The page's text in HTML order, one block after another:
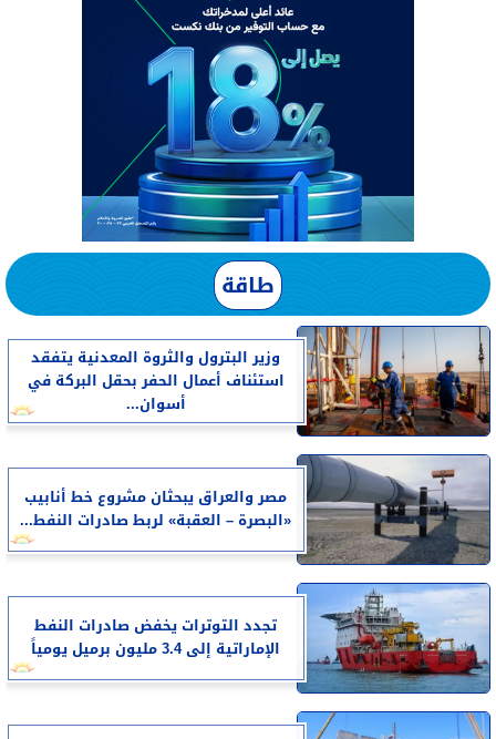
طاقة
وزير البترول والثروة المعدنية يتفقد
استئناف أعمال الحفر بحقل البركة في
أسوان...
مصر والعراق يبحثان مشروع خط أنابيب
«البصرة – العقبة» لربط صادرات النفط...
تجدد التوترات يخفض صادرات النفط
الإماراتية إلى 3.4 مليون برميل يومياً